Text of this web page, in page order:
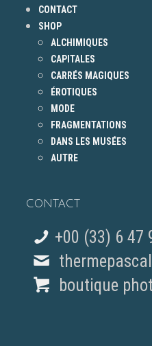
CONTACT
SHOP
ALCHIMIQUES
CAPITALES
CARRÉS MAGIQUES
ÉROTIQUES
MODE
FRAGMENTATIONS
DANS LES MUSÉES
AUTRE
CONTACT
+00 (33) 6 47
boutique